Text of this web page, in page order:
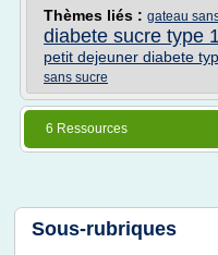
Thèmes liés : gateau
diabete sucre type
petit dejeuner diabete
sans sucre
6 Ressources
Sous-rubriques